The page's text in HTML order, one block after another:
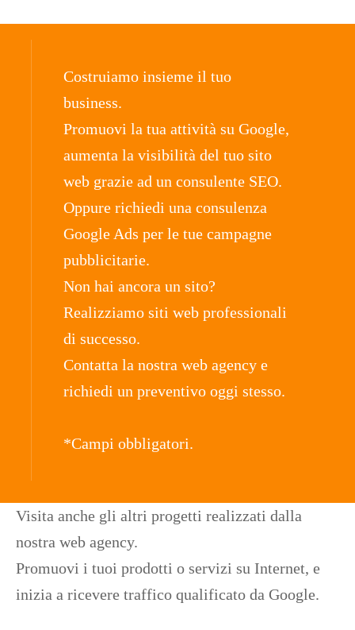
Costruiamo insieme il tuo
business.
Promuovi la tua attività su Google,
aumenta la visibilità del tuo sito
web grazie ad un consulente SEO.
Oppure richiedi una consulenza
Google Ads per le tue campagne
pubblicitarie.
Non hai ancora un sito?
Realizziamo siti web professionali
di successo.
Contatta la nostra web agency e
richiedi un preventivo oggi stesso.
*Campi obbligatori.
Visita anche gli altri progetti realizzati dalla
nostra web agency.
Promuovi i tuoi prodotti o servizi su Internet, e
inizia a ricevere traffico qualificato da Google.